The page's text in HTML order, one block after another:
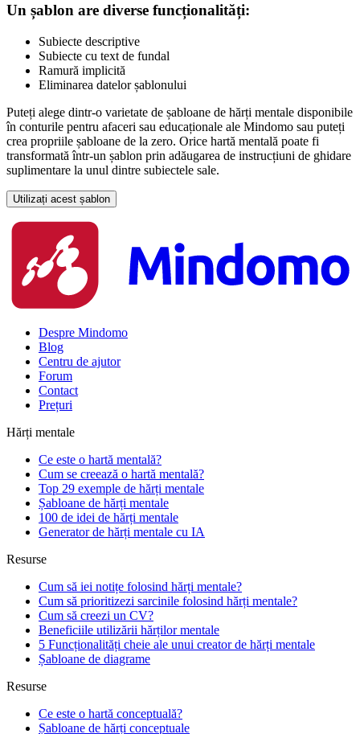
Un șablon are diverse funcționalități:
Subiecte descriptive
Subiecte cu text de fundal
Ramură implicită
Eliminarea datelor șablonului
Puteți alege dintr-o varietate de șabloane de hărți mentale disponibile
în conturile pentru afaceri sau educaționale ale Mindomo sau puteți
crea propriile șabloane de la zero. Orice hartă mentală poate fi
transformată într-un șablon prin adăugarea de instrucțiuni de ghidare
suplimentare la unul dintre subiectele sale.
Utilizați acest șablon
Despre Mindomo
Blog
Centru de ajutor
Forum
Contact
Prețuri
Hărți mentale
Ce este o hartă mentală?
Cum se creează o hartă mentală?
Top 29 exemple de hărți mentale
Șabloane de hărți mentale
100 de idei de hărți mentale
Generator de hărți mentale cu IA
Resurse
Cum să iei notițe folosind hărți mentale?
Cum să prioritizezi sarcinile folosind hărți mentale?
Cum să creezi un CV?
Beneficiile utilizării hărților mentale
5 Funcționalități cheie ale unui creator de hărți mentale
Șabloane de diagrame
Resurse
Ce este o hartă conceptuală?
Șabloane de hărți conceptuale